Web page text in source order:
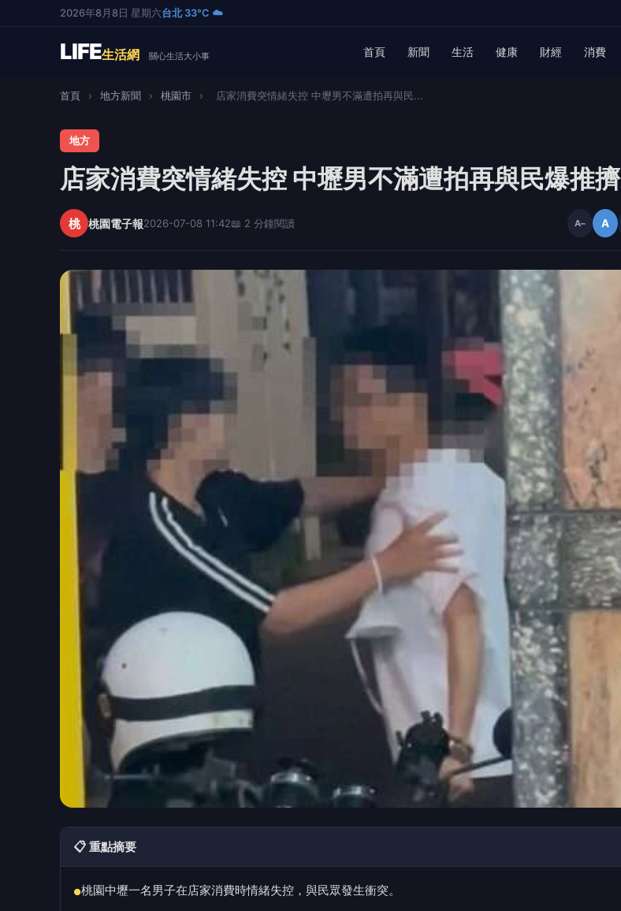
2026年8月8日 星期六台北 33°C ☁️
LIFE生活網 關心生活大小事 首頁 新聞 生活 健康 財經 消費
首頁 › 地方新聞 › 桃園市 › 店家消費突情緒失控 中壢男不滿遭拍再與民...
地方
店家消費突情緒失控 中壢男不滿遭拍再與民爆推擠
桃 桃園電子報2026-07-08 11:42📖 2 分鐘閱讀 A− A
📋 重點摘要
●桃園中壢一名男子在店家消費時情緒失控，與民眾發生衝突。